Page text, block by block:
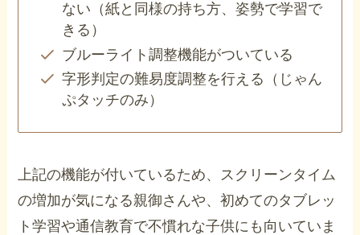
ない（紙と同様の持ち方、姿勢で学習で
きる）
ブルーライト調整機能がついている
字形判定の難易度調整を行える（じゃん
ぷタッチのみ）
上記の機能が付いているため、スクリーンタイム
の増加が気になる親御さんや、初めてのタブレッ
ト学習や通信教育で不慣れな子供にも向いていま